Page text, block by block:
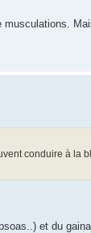
conduire à la
et du